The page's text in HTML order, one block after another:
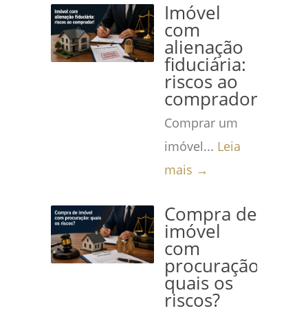
Imóvel
com
alienação
fiduciária:
riscos ao
comprador!
Comprar um
imóvel... Leia
mais →
Compra de
imóvel
com
procuração:
quais os
riscos?